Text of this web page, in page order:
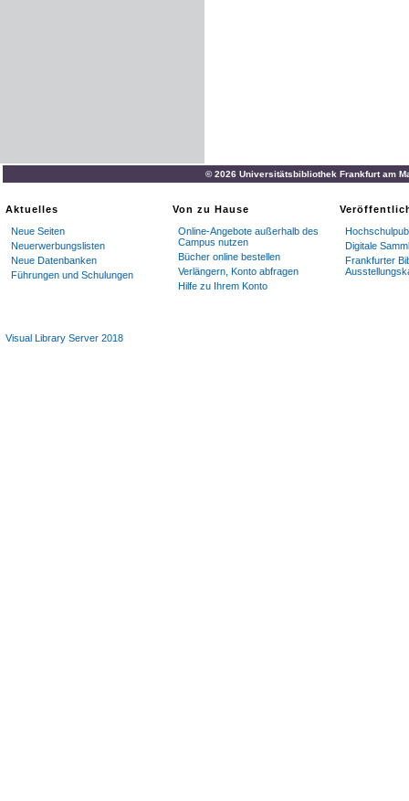
© 2026 Universitätsbibliothek Frankfurt am
Aktuelles
Neue Seiten
Neuerwerbungslisten
Neue Datenbanken
Führungen und Schulungen
Von zu Hause
Online-Angebote außerhalb des
Campus nutzen
Bücher online bestellen
Verlängern, Konto abfragen
Hilfe zu Ihrem Konto
Digitale
Frankfurter
Visual Library Server 2018